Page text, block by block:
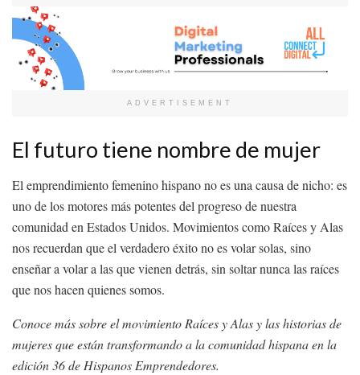
ADVERTISEMENT
El futuro tiene nombre de mujer
El emprendimiento femenino hispano no es una causa de nicho: es
uno de los motores más potentes del progreso de nuestra
comunidad en Estados Unidos. Movimientos como Raíces y Alas
nos recuerdan que el verdadero éxito no es volar solas, sino
enseñar a volar a las que vienen detrás, sin soltar nunca las raíces
que nos hacen quienes somos.
Conoce más sobre el movimiento Raíces y Alas y las historias de
mujeres que están transformando a la comunidad hispana en la
edición 36 de Hispanos Emprendedores.